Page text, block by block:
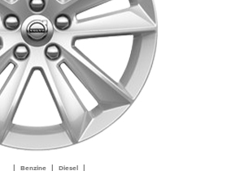
| Benzine | Diesel |